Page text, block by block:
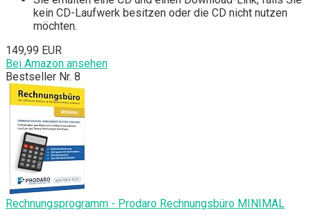
kein CD-Laufwerk besitzen oder die CD nicht nutzen
möchten.
149,99 EUR
Bei Amazon ansehen
Bestseller Nr. 8
Rechnungsprogramm - Prodaro Rechnungsbüro MINIMAL